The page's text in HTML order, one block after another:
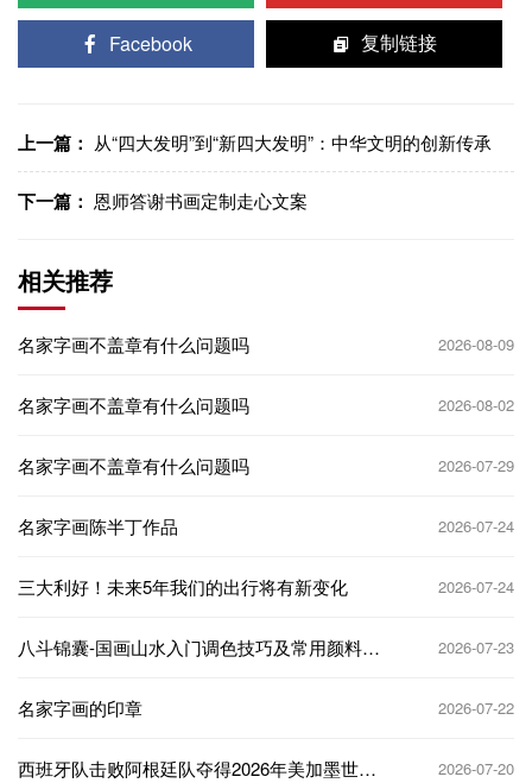
Facebook 复制链接
上一篇： 从“四大发明”到“新四大发明”：中华文明的创新传承
下一篇： 恩师答谢书画定制走心文案
相关推荐
名家字画不盖章有什么问题吗 2026-08-09
名家字画不盖章有什么问题吗 2026-08-02
名家字画不盖章有什么问题吗 2026-07-29
名家字画陈半丁作品 2026-07-24
三大利好！未来5年我们的出行将有新变化 2026-07-24
八斗锦囊-国画山水入门调色技巧及常用颜料搭
2026-07-23
名家字画的印章 2026-07-22
西班牙队击败阿根廷队夺得2026年美加墨世界
2026-07-20